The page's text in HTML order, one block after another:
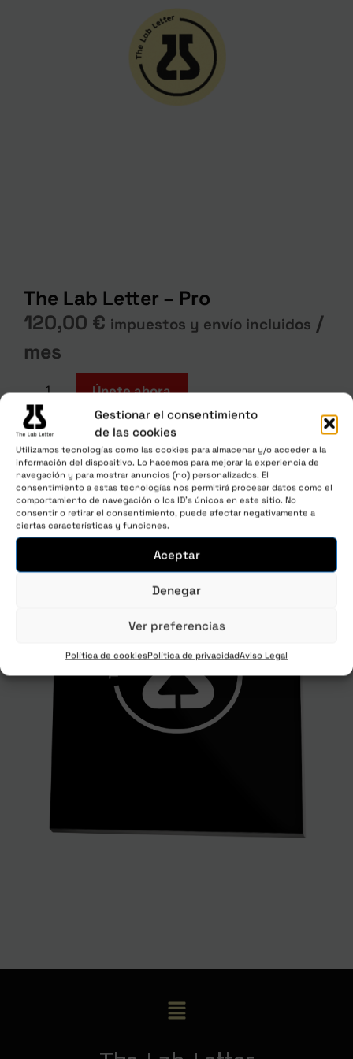
Gestionar el consentimiento
de las cookies
Utilizamos tecnologías como las cookies para almacenar y/o acceder a la
información del dispositivo. Lo hacemos para mejorar la experiencia de
navegación y para mostrar anuncios (no) personalizados. El
consentimiento a estas tecnologías nos permitirá procesar datos como el
comportamiento de navegación o los ID's únicos en este sitio. No
consentir o retirar el consentimiento, puede afectar negativamente a
ciertas características y funciones.
Aceptar
Denegar
Ver preferencias
Política de cookiesPolítica de privacidadAviso Legal
The Lab Letter – Pro
120,00 € impuestos y envío incluidos /
mes
Únete ahora